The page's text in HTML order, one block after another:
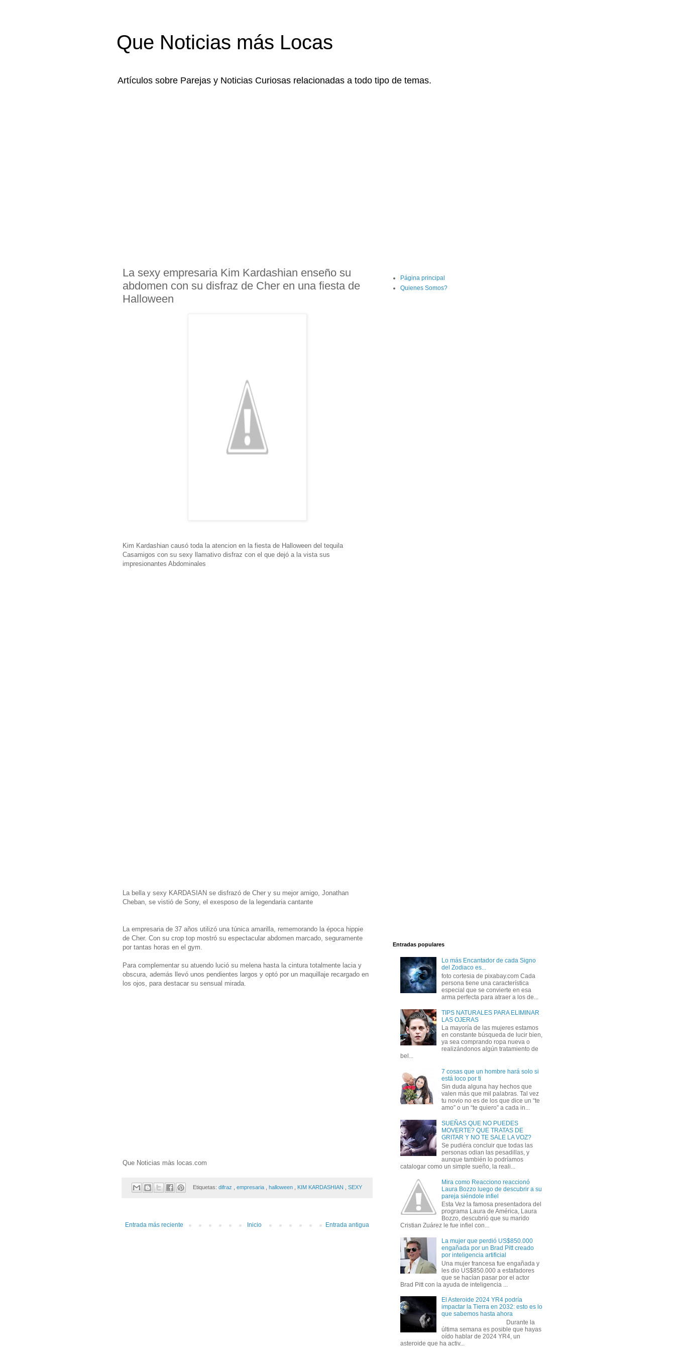
Que Noticias más Locas
Artículos sobre Parejas y Noticias Curiosas relacionadas a todo tipo de temas.
La sexy empresaria Kim Kardashian enseño su
abdomen con su disfraz de Cher en una fiesta de
Halloween
Kim Kardashian causó toda la atencion en la fiesta de Halloween del tequila
Casamigos con su sexy llamativo disfraz con el que dejó a la vista sus
impresionantes Abdominales
La bella y sexy KARDASIAN se disfrazó de Cher y su mejor amigo, Jonathan
Cheban, se vistió de Sony, el exesposo de la legendaria cantante
La empresaria de 37 años utilizó una túnica amarilla, rememorando la época hippie
de Cher. Con su crop top mostró su espectacular abdomen marcado, seguramente
por tantas horas en el gym.
Para complementar su atuendo lució su melena hasta la cintura totalmente lacia y
obscura, además llevó unos pendientes largos y optó por un maquillaje recargado en
los ojos, para destacar su sensual mirada.
Que Noticias màs locas.com
Etiquetas: difraz empresaria halloween KIM KARDASHIAN SEXY
Entrada más reciente Entrada antigua
Inicio
Página principal
Quienes Somos?
Entradas populares
Lo más Encantador de cada Signo
del Zodiaco es...
foto cortesia de pixabay.com Cada
persona tiene una característica
especial que se convierte en esa
arma perfecta para atraer a los de...
TIPS NATURALES PARA ELIMINAR
LAS OJERAS
La mayoría de las mujeres estamos
en constante búsqueda de lucir bien,
ya sea comprando ropa nueva o
realizándonos algún tratamiento de
bel...
7 cosas que un hombre hará solo si
está loco por ti
Sin duda alguna hay hechos que
valen más que mil palabras. Tal vez
tu novio no es de los que dice un “te
amo” o un “te quiero” a cada in...
SUEÑAS QUE NO PUEDES
MOVERTE? QUE TRATAS DE
GRITAR Y NO TE SALE LA VOZ?
Se pudiéra concluir que todas las
personas odian las pesadillas, y
aunque también lo podríamos
catalogar como un simple sueño, la reali...
Mira como Reacciono reaccionó
Laura Bozzo luego de descubrir a su
pareja siéndole infiel
Esta Vez la famosa presentadora del
programa Laura de América, Laura
Bozzo, descubrió que su marido
Cristian Zuárez le fue infiel con...
La mujer que perdió US$850.000
engañada por un Brad Pitt creado
por inteligencia artificial
Una mujer francesa fue engañada y
les dio US$850.000 a estafadores
que se hacían pasar por el actor
Brad Pitt con la ayuda de inteligencia ...
El Asteroide 2024 YR4 podría
impactar la Tierra en 2032: esto es lo
que sabemos hasta ahora
Durante la
última semana es posible que hayas
oído hablar de 2024 YR4, un
asteroide que ha activ...